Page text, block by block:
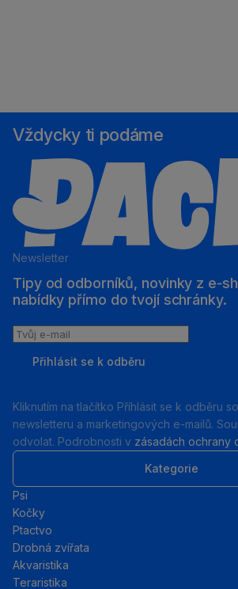
Vždycky ti podáme
Newsletter
Tipy od odborníků, novinky z
nabídky přímo do tvojí schránky.
Tvůj
Přihlásit se k odběru
Kliknutím na tlačítko Příhlásit se k odběru
newsletteru a marketingových e-mailů.
odvolat. Podrobnosti v zásadách ochrany
Kategorie
Psi
Kočky
Ptactvo
Drobná zvířata
Akvaristika
Teraristika